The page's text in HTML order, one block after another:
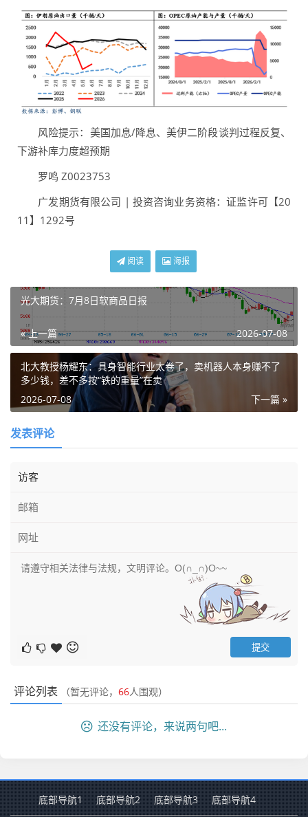
风险提示：美国加息/降息、美伊二阶段谈判过程反复、
下游补库力度超预期
罗鸣 Z0023753
广发期货有限公司 | 投资咨询业务资格：证监许可【20
11】1292号
阅读 海报
光大期货：7月8日软商品日报
« 上一篇 2026-07-08
北大教授杨耀东：具身智能行业太卷了，卖机器人本身赚不了
多少钱，差不多按“铁的重量”在卖
下一篇 »
2026-07-08
发表评论
评论列表 （暂无评论， 66人围观）
还没有评论，来说两句吧...
底部导航1 底部导航2 底部导航3 底部导航4